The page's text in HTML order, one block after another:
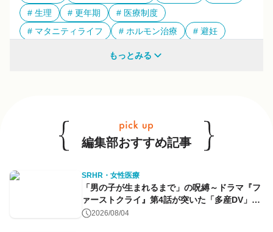
生理
更年期
医療制度
マタニティライフ
ホルモン治療
避妊
もっとみる
編集部おすすめ記事
SRHR・女性医療
「男の子が生まれるまで」の呪縛～ドラマ『フ
ァーストクライ』第4話が突いた「多産DV」と
命のコントロール～
2026/08/04